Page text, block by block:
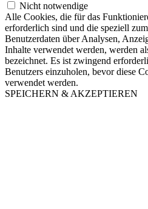
Nicht notwendige
Alle Cookies, die für das
erforderlich sind und die speziell
Benutzerdaten über Analysen,
Inhalte verwendet werden, werden
bezeichnet. Es ist zwingend
Benutzers einzuholen, bevor diese
verwendet werden.
SPEICHERN & AKZEPTIEREN